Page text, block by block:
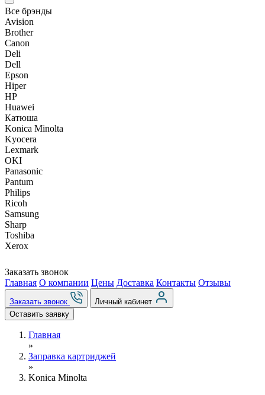
Все брэнды
Avision
Brother
Canon
Deli
Dell
Epson
Hiper
HP
Huawei
Катюша
Konica Minolta
Kyocera
Lexmark
OKI
Panasonic
Pantum
Philips
Ricoh
Samsung
Sharp
Toshiba
Xerox
Заказать звонок
Главная О компании Цены Доставка Контакты Отзывы
Заказать звонок
Личный кабинет
Оставить заявку
Главная
»
Заправка картриджей
»
Konica Minolta